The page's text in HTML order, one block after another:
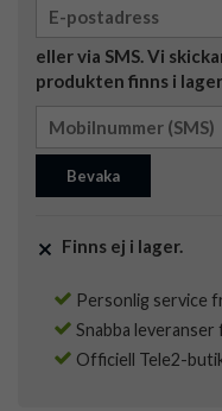
eller via SMS. Vi
produkten finns i
Bevaka
Finns ej i lager.
Personlig service
Snabba
Officiell Tele2-